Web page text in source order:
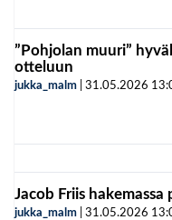
”Pohjolan muuri”
otteluun
jukka_malm 31.05.2026
Jacob Friis
jukka_malm 31.05.2026